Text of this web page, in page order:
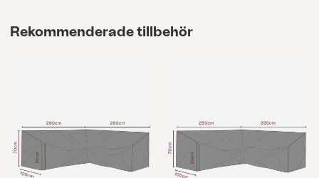
Rekommenderade tillbehör